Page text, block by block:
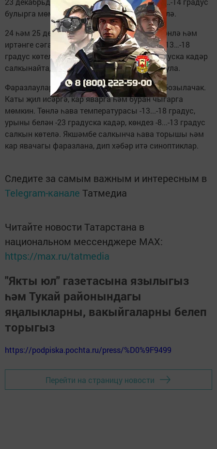
булырга мөмкин. Көндез -7…-12 градус көтелә.
24 һәм 25 декабрьдә салкынрак булачак. Төнлә һәм
иртәнге сәгатьләрдә һава температурасы -13…-18
градус көтелә. Җомга урыны белән -23 градуска кадәр
салкынайта, көндез -9...-15 градус салкын була.
Фаразлаулар буенча, шимбә һава торышы бозылачак.
Каты җил исәргә, кар яварга һәм буран чыгарга
мөмкин. Төнлә һава температурасы -13...-18 градус,
урыны белән -23 градуска кадәр, көндез -8...-13 градус
салкын көтелә. Якшәмбе салкынча һава торышы һәм
кар явачагы фаразлана, дип хәбәр итә синоптиклар.
Следите за самым важным и интересным в
Telegram-канале Татмедиа
Читайте новости Татарстана в
национальном мессенджере MАХ:
https://max.ru/tatmedia
"Якты юл" газетасына язылыгыз
һәм Тукай районындагы
яңалыкларны, вакыйгаларны белеп
торыгыз
https://podpiska.pochta.ru/press/%D0%9F9499
Перейти на страницу новости